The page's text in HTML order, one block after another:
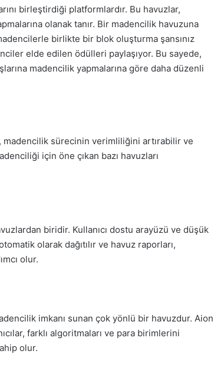
birleştirdiği platformlardır. Bu havuzlar,
olanak tanır. Bir madencilik havuzuna
birlikte bir blok oluşturma şansınız
elde edilen ödülleri paylaşıyor. Bu sayede,
madencilik yapmalarına göre daha düzenli
sürecinin verimliliğini artırabilir ve
için öne çıkan bazı havuzları
biridir. Kullanıcı dostu arayüzü ve düşük
olarak dağıtılır ve havuz raporları,
olur.
imkanı sunan çok yönlü bir havuzdur. Aion
farklı algoritmaları ve para birimlerini
olur.